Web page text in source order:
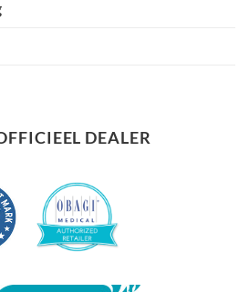
DEALER